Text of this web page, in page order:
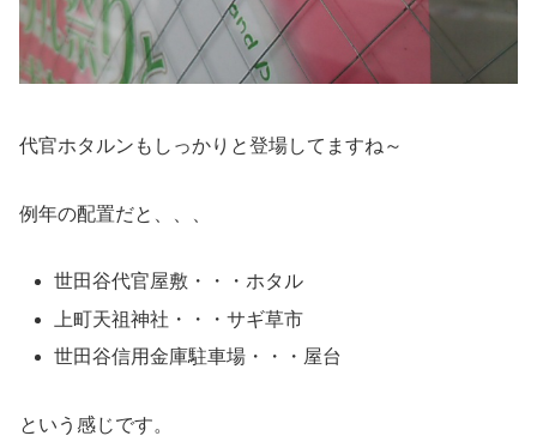
代官ホタルンもしっかりと登場してますね～
例年の配置だと、、、
世田谷代官屋敷・・・ホタル
上町天祖神社・・・サギ草市
世田谷信用金庫駐車場・・・屋台
という感じです。